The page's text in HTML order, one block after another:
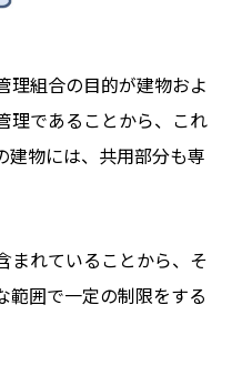
理組合の目的が建物およ
理であることから、これ
建物には、共用部分も専
れていることから、そ
範囲で一定の制限をする